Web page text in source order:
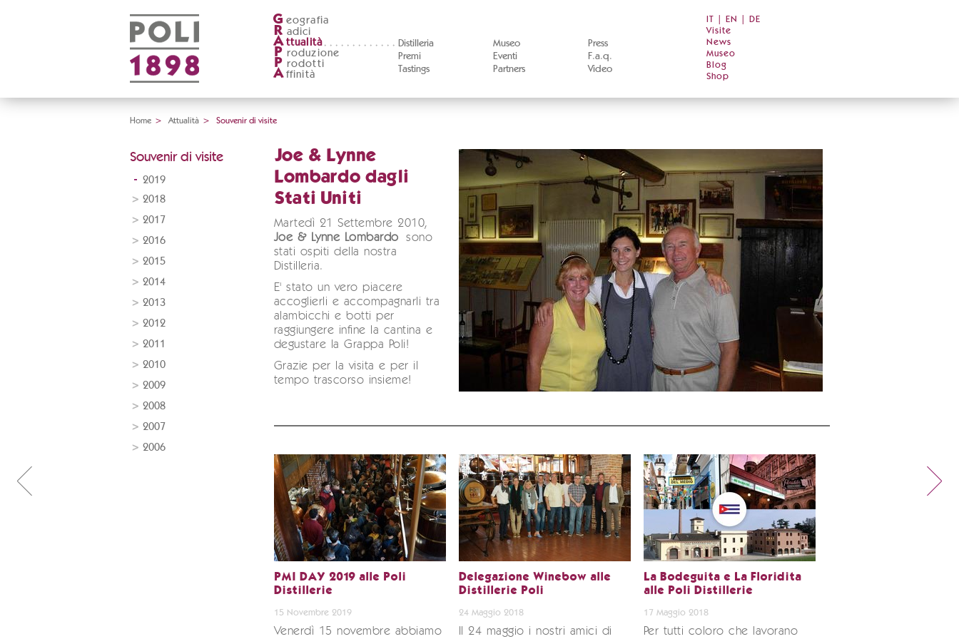
G eografia
R adici
A ttualità
Distilleria
Premi
Tastings
Museo
Eventi
Partners
Press
F.a.q.
Video
P roduzione
P rodotti
A ffinità
IT EN
DE
Visite
News
Museo
Blog
Shop
Home > Attualità > Souvenir di visite
Souvenir di visite
2019
2018
2017
2016
2015
2014
2013
2012
2011
2010
2009
2008
2007
2006
Joe & Lynne
Lombardo dagli
Stati Uniti
Martedì 21 Settembre 2010,
Joe & Lynne Lombardo sono
stati ospiti della nostra
Distilleria.
E' stato un vero piacere
accoglierli e accompagnarli tra
alambicchi e botti per
raggiungere infine la cantina e
degustare la Grappa Poli!
Grazie per la visita e per il
tempo trascorso insieme!
PMI DAY 2019 alle Poli
Distillerie
15 Novembre 2019
Venerdì 15 novembre abbiamo
Delegazione Winebow alle
Distillerie Poli
24 Maggio 2018
Il 24 maggio i nostri amici di
La Bodeguita e La Floridita
alle Poli Distillerie
17 Maggio 2018
Per tutti coloro che lavorano